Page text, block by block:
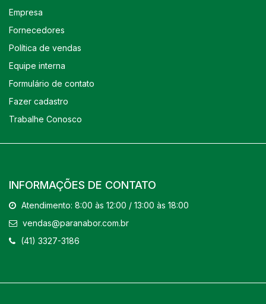
Empresa
Fornecedores
Política de vendas
Equipe interna
Formulário de contato
Fazer cadastro
Trabalhe Conosco
INFORMAÇÕES DE CONTATO
Atendimento: 8:00 às 12:00 / 13:00 às 18:00
vendas@paranabor.com.br
(41) 3327-3186